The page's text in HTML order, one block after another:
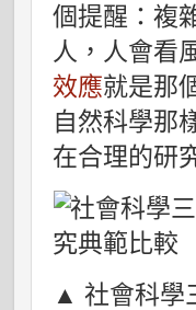
個提醒：複
人，人會看
效應就是那
自然科學那
在合理的研
▲ 社會科學